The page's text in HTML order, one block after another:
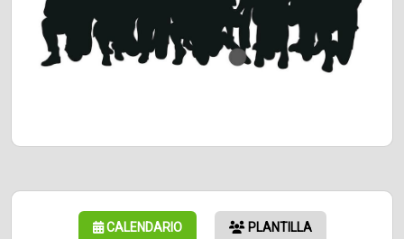
CALENDARIO PLANTILLA